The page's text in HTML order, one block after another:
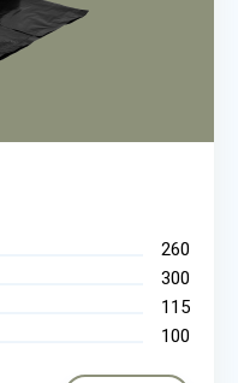
260
300
115
100